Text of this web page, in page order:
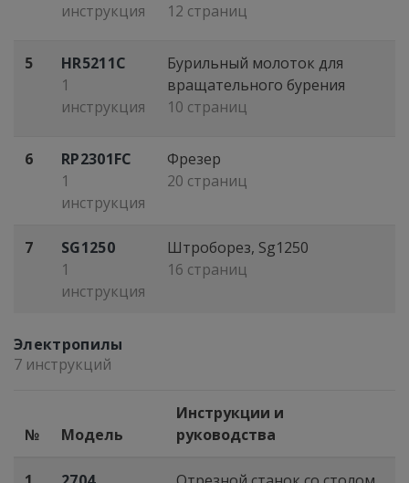
инструкция
12 страниц
5
HR5211C
1
инструкция
Бурильный молоток для
вращательного бурения
10 страниц
6
RP2301FC
1
инструкция
Фрезер
20 страниц
7
SG1250
1
инструкция
Штроборез, Sg1250
16 страниц
Электропилы
7 инструкций
№ Модель
Инструкции и
руководства